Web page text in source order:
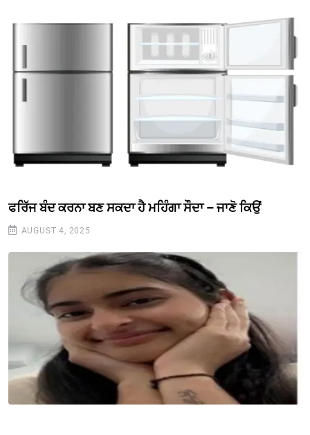
ਫਰਿੱਜ ਬੰਦ ਕਰਨਾ ਬਣ ਸਕਦਾ ਹੈ ਮਹਿੰਗਾ ਸੌਦਾ – ਜਾਣੋ ਕਿਉਂ
AUGUST 4, 2025